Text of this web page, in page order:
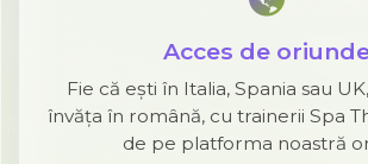
Acces de
Fie că ești în Italia, Spania sau
învăța în română, cu trainerii Spa
de pe platforma noastră